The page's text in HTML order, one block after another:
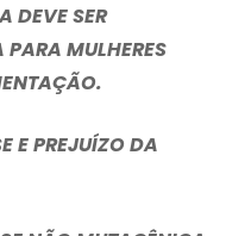
DEVE SER
MULHERES
E PREJUÍZO DA